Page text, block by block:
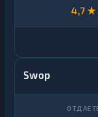
4,7 ★
Swop